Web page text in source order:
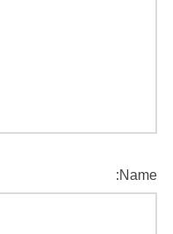
Name: